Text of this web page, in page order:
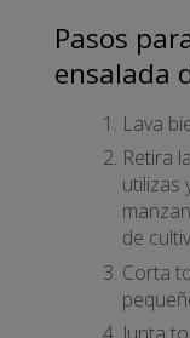
Pasos
ensalada
Lava
Retira
utilizas
de
Corta